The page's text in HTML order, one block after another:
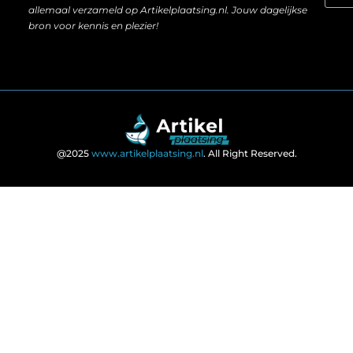
allemaal verzameld op Artikelplaatsing.nl. Jouw dagelijkse
bron voor kennis en plezier!
@2025 www.artikelplaatsing.nl. All Right Reserved.